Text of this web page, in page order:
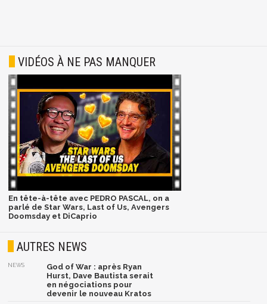
VIDÉOS À NE PAS MANQUER
En tête-à-tête avec PEDRO PASCAL, on a
parlé de Star Wars, Last of Us, Avengers
Doomsday et DiCaprio
AUTRES NEWS
NEWS
God of War : après Ryan
Hurst, Dave Bautista serait
en négociations pour
devenir le nouveau Kratos